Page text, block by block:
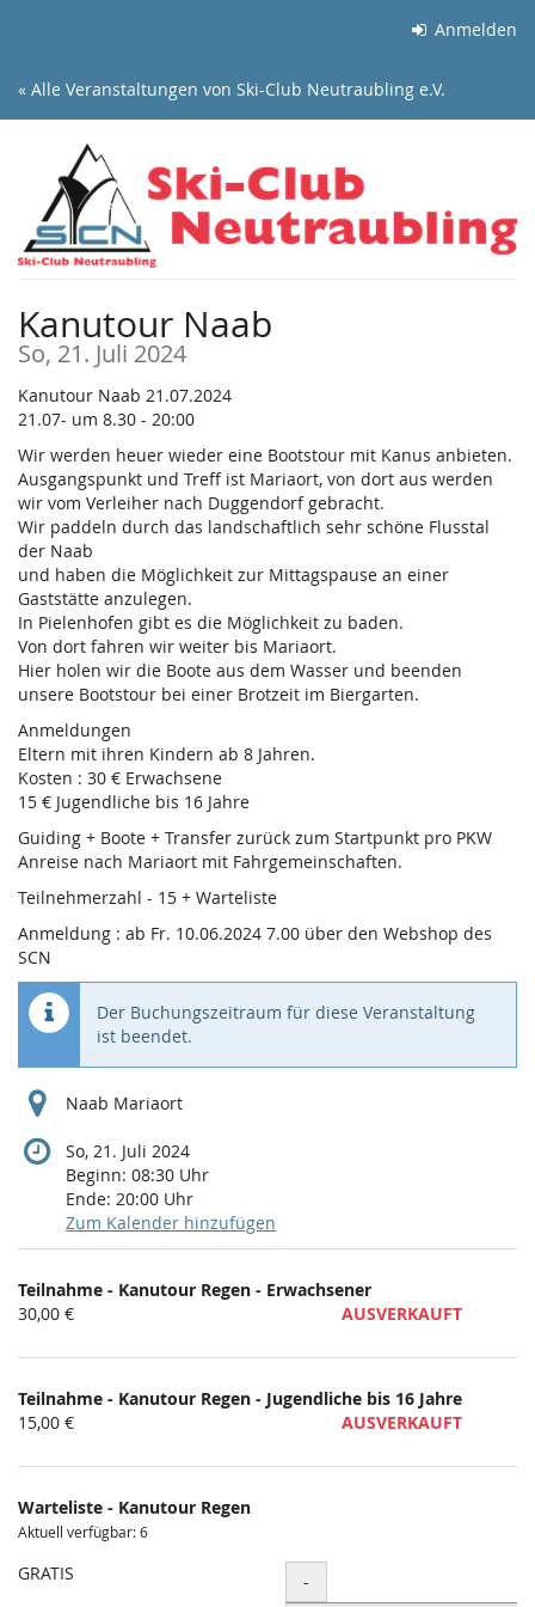
springen
Anmelden
« Alle Veranstaltungen von Ski-Club Neutraubling e.V.
Kanutour Naab
So, 21. Juli 2024
Kanutour Naab 21.07.2024
21.07- um 8.30 - 20:00
Wir werden heuer wieder eine Bootstour mit Kanus anbieten.
Ausgangspunkt und Treff ist Mariaort, von dort aus werden
wir vom Verleiher nach Duggendorf gebracht.
Wir paddeln durch das landschaftlich sehr schöne Flusstal
der Naab
und haben die Möglichkeit zur Mittagspause an einer
Gaststätte anzulegen.
In Pielenhofen gibt es die Möglichkeit zu baden.
Von dort fahren wir weiter bis Mariaort.
Hier holen wir die Boote aus dem Wasser und beenden
unsere Bootstour bei einer Brotzeit im Biergarten.
Anmeldungen
Eltern mit ihren Kindern ab 8 Jahren.
Kosten : 30 € Erwachsene
15 € Jugendliche bis 16 Jahre
Guiding + Boote + Transfer zurück zum Startpunkt pro PKW
Anreise nach Mariaort mit Fahrgemeinschaften.
Teilnehmerzahl - 15 + Warteliste
Anmeldung : ab Fr. 10.06.2024 7.00 über den Webshop des
SCN
Der Buchungszeitraum für diese Veranstaltung
ist beendet.
Naab Mariaort
So, 21. Juli 2024
Beginn: 08:30 Uhr
Ende: 20:00 Uhr
Zum Kalender hinzufügen
Produkte
Unkategorisierte
Produkte
Teilnahme - Kanutour Regen - Erwachsener
30,00 €
AUSVERKAUFT
Teilnahme - Kanutour Regen - Jugendliche bis 16 Jahre
15,00 €
AUSVERKAUFT
Warteliste - Kanutour Regen
Aktuell verfügbar: 6
GRATIS Menge
-